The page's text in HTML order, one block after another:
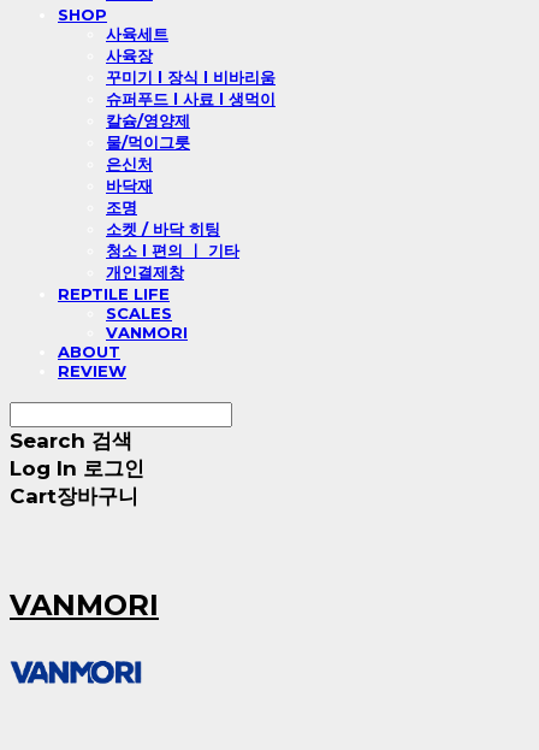
SHOP
사육세트
사육장
꾸미기 l 장식 l 비바리움
슈퍼푸드 l 사료 l 생먹이
칼슘/영양제
물/먹이그릇
은신처
바닥재
조명
소켓 / 바닥 히팅
청소 l 편의 ㅣ 기타
개인결제창
REPTILE LIFE
SCALES
VANMORI
ABOUT
REVIEW
Search 검색
Log In 로그인
Cart장바구니
VANMORI